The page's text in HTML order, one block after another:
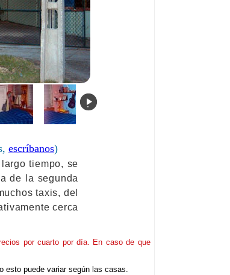
.
escríbanos)
tiempo, se
de la segunda
taxis, del
cerca
por cuarto por día. En caso de que
esto puede variar según las casas.